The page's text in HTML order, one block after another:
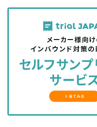
記
を
シ
ェ
る
記
事
を
シ
ェ
ア
す
る